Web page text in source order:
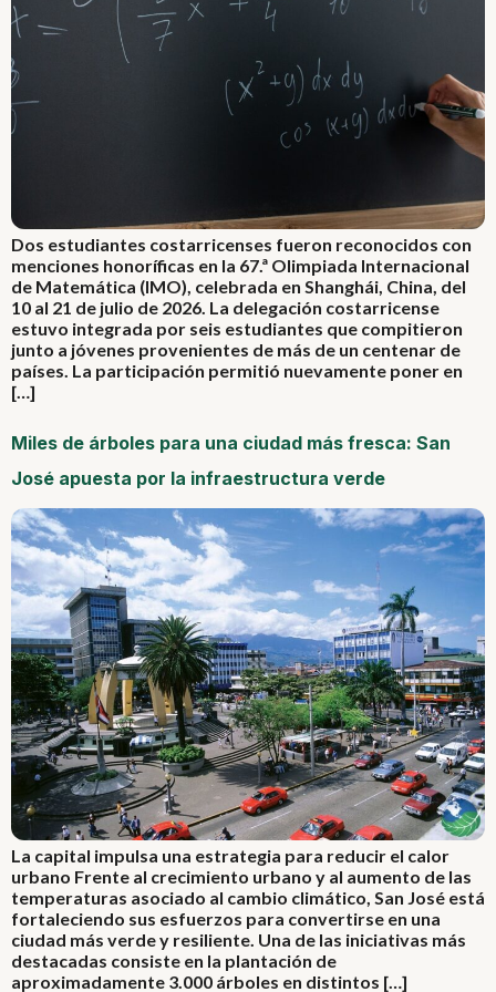
Dos estudiantes costarricenses fueron reconocidos con
menciones honoríficas en la 67.ª Olimpiada Internacional
de Matemática (IMO), celebrada en Shanghái, China, del
10 al 21 de julio de 2026. La delegación costarricense
estuvo integrada por seis estudiantes que compitieron
junto a jóvenes provenientes de más de un centenar de
países. La participación permitió nuevamente poner en
[…]
Miles de árboles para una ciudad más fresca: San
José apuesta por la infraestructura verde
La capital impulsa una estrategia para reducir el calor
urbano Frente al crecimiento urbano y al aumento de las
temperaturas asociado al cambio climático, San José está
fortaleciendo sus esfuerzos para convertirse en una
ciudad más verde y resiliente. Una de las iniciativas más
destacadas consiste en la plantación de
aproximadamente 3.000 árboles en distintos […]